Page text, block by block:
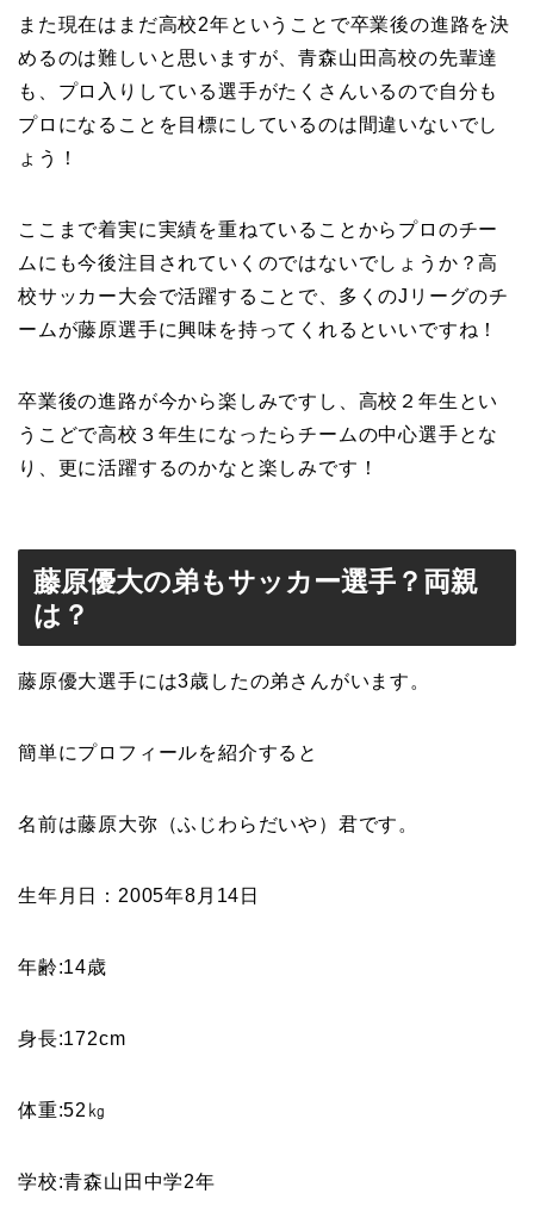
また現在はまだ高校2年ということで卒業後の進路を決
めるのは難しいと思いますが、青森山田高校の先輩達
も、プロ入りしている選手がたくさんいるので自分も
プロになることを目標にしているのは間違いないでし
ょう！
ここまで着実に実績を重ねていることからプロのチー
ムにも今後注目されていくのではないでしょうか？高
校サッカー大会で活躍することで、多くのJリーグのチ
ームが藤原選手に興味を持ってくれるといいですね！
卒業後の進路が今から楽しみですし、高校２年生とい
うこどで高校３年生になったらチームの中心選手とな
り、更に活躍するのかなと楽しみです！
藤原優大の弟もサッカー選手？両親
は？
藤原優大選手には3歳したの弟さんがいます。
簡単にプロフィールを紹介すると
名前は藤原大弥（ふじわらだいや）君です。
生年月日：2005年8月14日
年齢:14歳
身長:172cm
体重:52㎏
学校:青森山田中学2年